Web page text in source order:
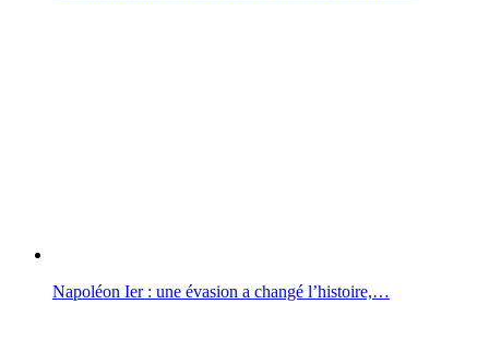
Napoléon Ier : une évasion a changé l’histoire,…